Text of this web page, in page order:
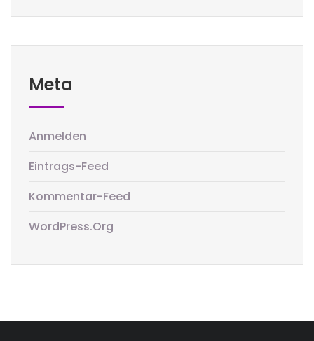
Meta
Anmelden
Eintrags-Feed
Kommentar-Feed
WordPress.org